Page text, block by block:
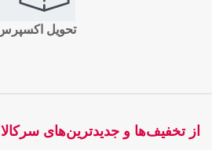
تحویل
از تخفیف‌ها و جدیدترین‌های